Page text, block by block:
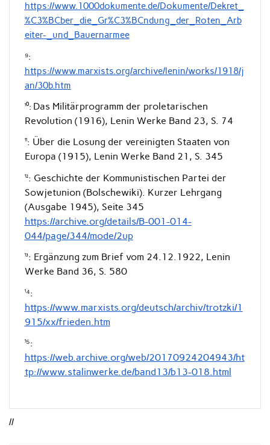
https://www.1000dokumente.de/Dokumente/Dekret_
%C3%BCber_die_Gr%C3%BCndung_der_Roten_Arb
eiter-_und_Bauernarmee
⁹:
https://www.marxists.org/archive/lenin/works/1918/j
an/30b.htm
¹⁰: Das Militärprogramm der proletarischen
Revolution (1916), Lenin Werke Band 23, S. 74
¹¹: Über die Losung der vereinigten Staaten von
Europa (1915), Lenin Werke Band 21, S. 345
¹²: Geschichte der Kommunistischen Partei der
Sowjetunion (Bolschewiki). Kurzer Lehrgang
(Ausgabe 1945), Seite 345
https://archive.org/details/B-001-014-
044/page/344/mode/2up
¹³: Ergänzung zum Brief vom 24.12.1922, Lenin
Werke Band 36, S. 580
¹⁴:
https://www.marxists.org/deutsch/archiv/trotzki/1
915/xx/frieden.htm
¹⁵:
https://web.archive.org/web/20170924204943/ht
tp://www.stalinwerke.de/band13/b13-018.html
//